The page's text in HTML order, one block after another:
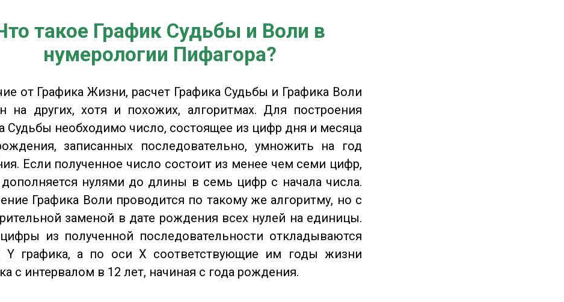
такое График Судьбы и Воли в
нумерологии Пифагора?
от Графика Жизни, расчет Графика Судьбы и Графика Воли
на других, хотя и похожих, алгоритмах. Для построения
Судьбы необходимо число, состоящее из цифр дня и месяца
записанных последовательно, умножить на год
Если полученное число состоит из менее чем семи цифр,
нулями до длины в семь цифр с начала числа.
Графика Воли проводится по такому же алгоритму, но с
заменой в дате рождения всех нулей на единицы.
из полученной последовательности откладываются
Y графика, а по оси X соответствующие им годы жизни
с интервалом в 12 лет, начиная с года рождения.